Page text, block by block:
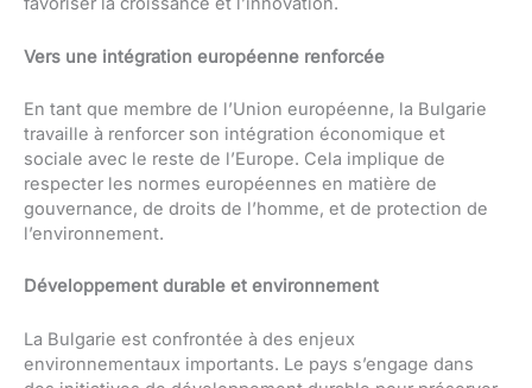
Vers une intégration européenne renforcée
En tant que membre de l’Union européenne, la Bulgarie
travaille à renforcer son intégration économique et
sociale avec le reste de l’Europe. Cela implique de
respecter les normes européennes en matière de
gouvernance, de droits de l’homme, et de protection de
l’environnement.
Développement durable et environnement
La Bulgarie est confrontée à des enjeux
environnementaux importants. Le pays s’engage dans